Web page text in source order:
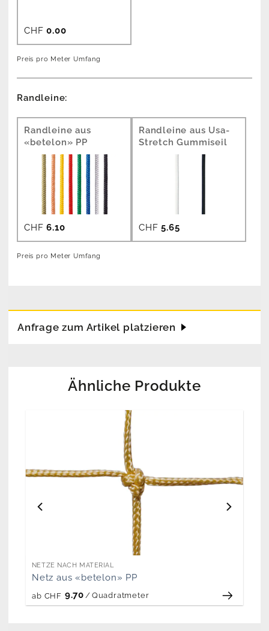
CHF 0.00
Preis pro Meter Umfang
Randleine:
Randleine aus
«betelon» PP
CHF 6.10
Randleine aus Usa-
Stretch Gummiseil
CHF 5.65
Preis pro Meter Umfang
Anfrage zum Artikel platzieren
Ähnliche Produkte
NETZE NACH MATERIAL
Netz aus «betelon» PP
ab CHF 9.70 / Quadratmeter